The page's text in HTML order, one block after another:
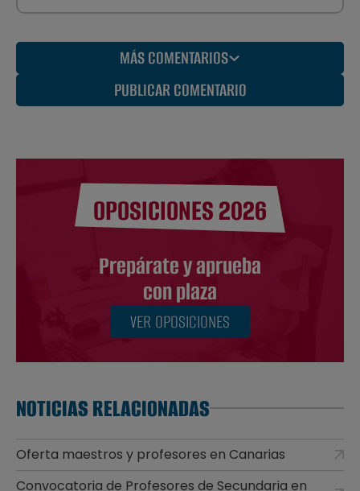
MÁS COMENTARIOS
PUBLICAR COMENTARIO
OPOSICIONES 2026
Prepárate y aprueba
con plaza
VER OPOSICIONES
NOTICIAS RELACIONADAS
Oferta maestros y profesores en Canarias
Convocatoria de Profesores de Secundaria en